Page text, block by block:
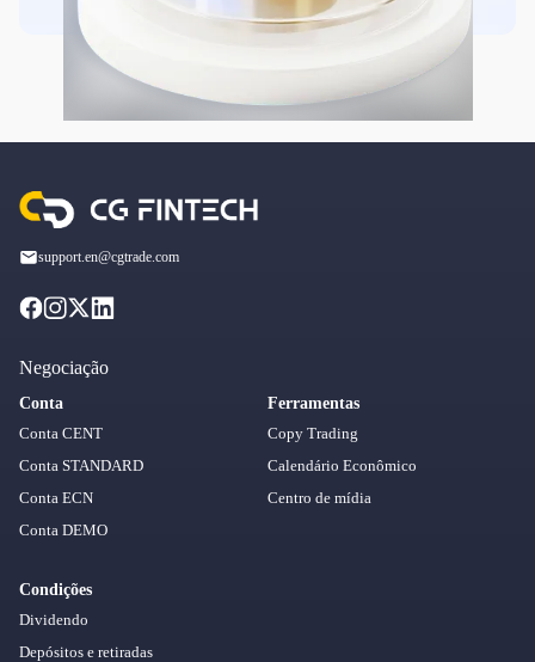
support.en@cgtrade.com
Negociação
Conta
Conta CENT
Conta STANDARD
Conta ECN
Conta DEMO
Condições
Dividendo
Depósitos e retiradas
Ferramentas
Copy Trading
Calendário Econômico
Centro de mídia